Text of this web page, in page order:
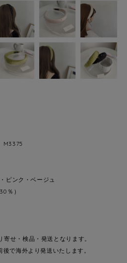
ピンク・ベージュ
％）
せ・検品・発送となります。
で海外より発送いたします。